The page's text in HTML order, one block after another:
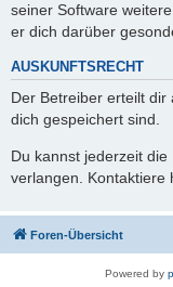
seiner Software
er dich darüber
AUSKUNFTSRECHT
Der Betreiber erteilt dir
dich gespeichert sind.
Du kannst jederzeit
verlangen. Kontaktiere
Foren-Übersicht
Powered by